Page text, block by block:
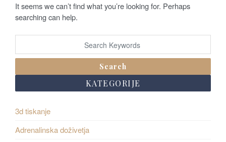
It seems we can’t find what you’re looking for. Perhaps
searching can help.
Search
KATEGORIJE
3d tiskanje
Adrenalinska doživetja